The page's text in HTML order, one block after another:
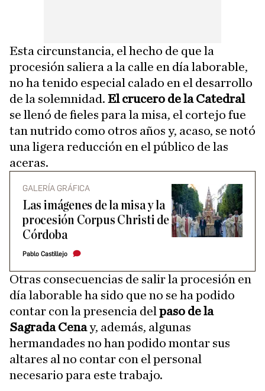
Esta circunstancia, el hecho de que la
procesión saliera a la calle en día laborable,
no ha tenido especial calado en el desarrollo
de la solemnidad. El crucero de la Catedral
se llenó de fieles para la misa, el cortejo fue
tan nutrido como otros años y, acaso, se notó
una ligera reducción en el público de las
aceras.
GALERÍA GRÁFICA
Las imágenes de la misa y la
procesión Corpus Christi de
Córdoba
Pablo Castillejo
Otras consecuencias de salir la procesión en
día laborable ha sido que no se ha podido
contar con la presencia del paso de la
Sagrada Cenay, además, algunas
hermandades no han podido montar sus
altares al no contar con el personal
necesario para este trabajo.